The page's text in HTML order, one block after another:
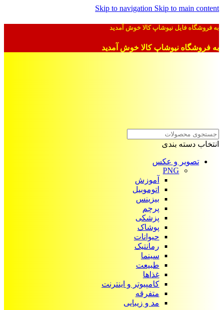
Skip to navigation Skip to main content
به فروشگاه فایل نیوشاپ کالا خوش آمدید
به فروشگاه نیوشاپ کالا خوش آمدید
انتخاب دسته بندی
تصویر و عکس
PNG
آموزش
اتوموبیل
بیزینس
پرچم
پزشکی
پوشاک
حیوانات
رمانتیک
سینما
طبیعت
غذاها
کامپیوتر و اینترنت
متفرقه
مد و زیبایی